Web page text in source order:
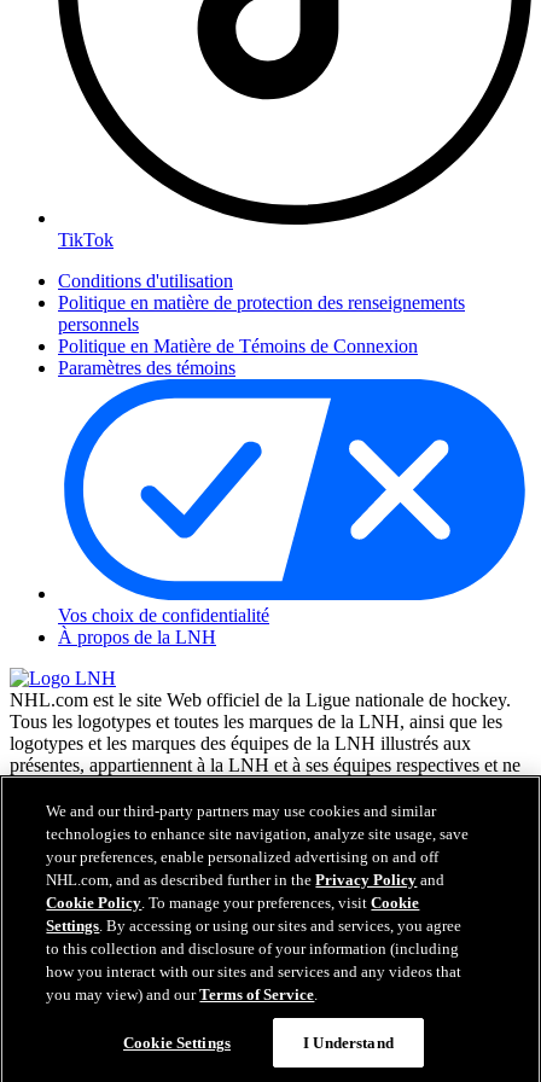
TikTok
Conditions d'utilisation
Politique en matière de protection des renseignements
personnels
Politique en Matière de Témoins de Connexion
Paramètres des témoins
Vos choix de confidentialité
À propos de la LNH
NHL.com est le site Web officiel de la Ligue nationale de hockey.
Tous les logotypes et toutes les marques de la LNH, ainsi que les
logotypes et les marques des équipes de la LNH illustrés aux
présentes, appartiennent à la LNH et à ses équipes respectives et ne
Enterprises, L.P. © LNH 2026. Tous droits réservés. Tous les
chandails d'équipe de la LNH personnalisés avec les noms des
joueurs de la LNH et leurs numéros sont officiellement sous license
de la LNH et de l'AJLNH. Le mot servant de marque Zamboni et la
configuration de la surfaceuse Zamboni sont des marques de
commerce déposées de Frank J. Zamboni & Co., Inc. © Frank J.
Zamboni & Co., Inc. 2026. Tous droits réservés. Toute autre marque
déposée ou tout droit d'auteur d'une tierce partie sont la propriété de
leurs auteurs respectifs. Tous droits réservés.
We and our third-party partners may use cookies and similar
technologies to enhance site navigation, analyze site usage, save
your preferences, enable personalized advertising on and off
NHL.com, and as described further in thePrivacy Policy and
Cookie Policy. To manage your preferences, visitCookie
Settings. By accessing or using our sites and services, you agree
to this collection and disclosure of your information (including
how you interact with our sites and services and any videos that
you may view) and ourTerms of Service.
Cookie Settings I Understand